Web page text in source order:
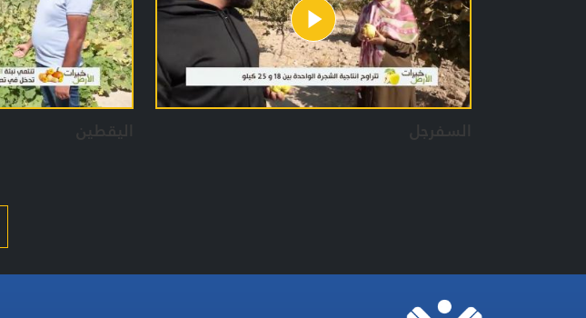
السفرجل اليقطين